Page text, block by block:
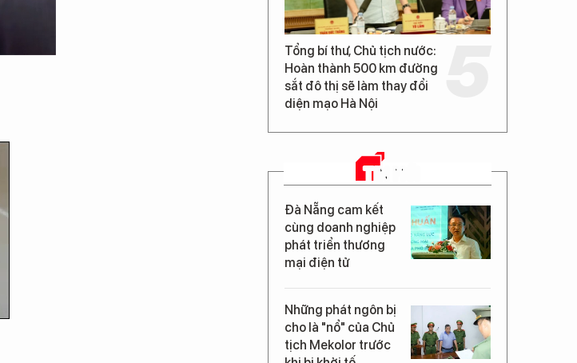
Tổng bí thư, Chủ tịch nước:
Hoàn thành 500 km đường
sắt đô thị sẽ làm thay đổi
diện mạo Hà Nội
TIN MỚI
Đà Nẵng cam kết
cùng doanh nghiệp
phát triển thương
mại điện tử
Những phát ngôn bị
cho là "nổ" của Chủ
tịch Mekolor trước